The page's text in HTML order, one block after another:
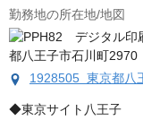
勤務地の所在地/地図
1928505 東京都八
◆東京サイト八王子